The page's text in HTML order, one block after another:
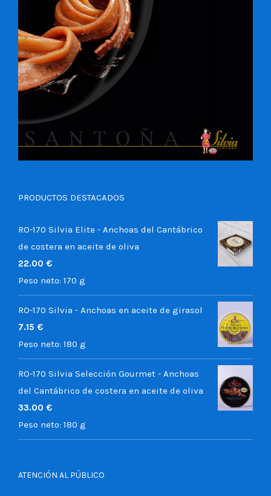
PRODUCTOS DESTACADOS
RO-170 Silvia Elite - Anchoas del Cantábrico
de costera en aceite de oliva
22.00 €
Peso neto: 170 g
RO-170 Silvia - Anchoas en aceite de girasol
7.15 €
Peso neto: 180 g
RO-170 Silvia Selección Gourmet - Anchoas
del Cantábrico de costera en aceite de oliva
33.00 €
Peso neto: 180 g
ATENCIÓN AL PÚBLICO